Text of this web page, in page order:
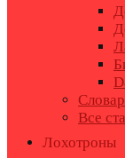
Все
Лохотроны